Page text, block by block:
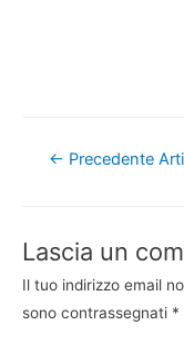
Navigazione
← Precedente
Lascia un
Il tuo indirizzo email
sono contrassegnati *